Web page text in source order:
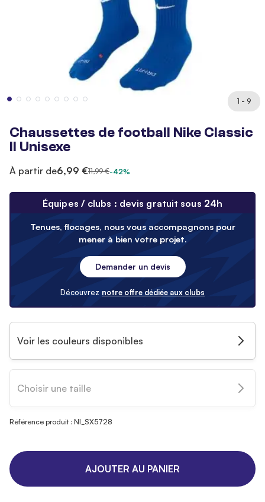
1 - 9
Chaussettes de football Nike Classic
II Unisexe
À partir de6,99 €11,99 €-42%
Équipes / clubs : devis gratuit sous 24h
Tenues, flocages, nous vous accompagnons pour
mener à bien votre projet.
Demander un devis
Découvrez notre offre dédiée aux clubs
Voir les couleurs disponibles
Choisir une taille
Référence produit : NI_SX5728
AJOUTER AU PANIER